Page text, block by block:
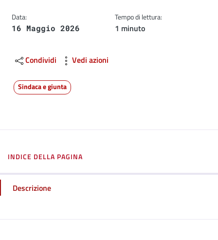
Data:
16 Maggio 2026
Tempo di lettura:
1 minuto
Condividi Vedi azioni
Sindaca e giunta
INDICE DELLA PAGINA
Descrizione